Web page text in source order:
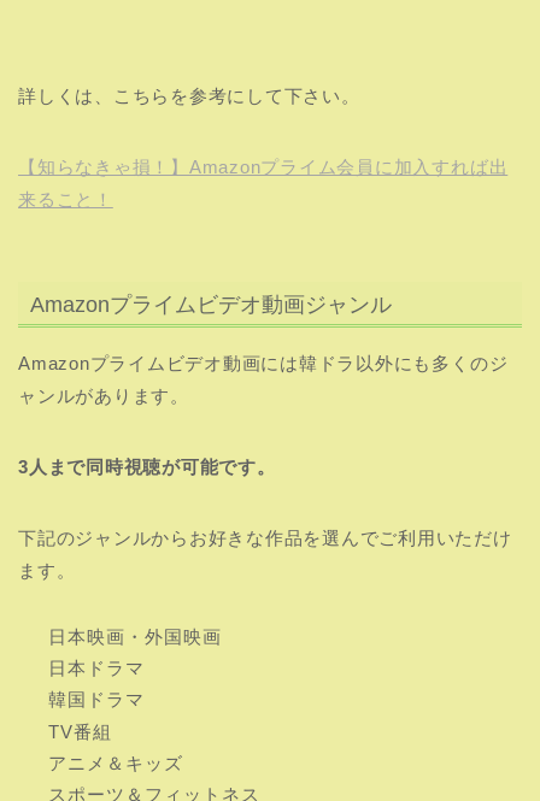
詳しくは、こちらを参考にして下さい。
【知らなきゃ損！】Amazonプライム会員に加入すれば出
来ること！
Amazonプライムビデオ動画ジャンル
Amazonプライムビデオ動画には韓ドラ以外にも多くのジ
ャンルがあります。
3人まで同時視聴が可能です。
下記のジャンルからお好きな作品を選んでご利用いただけ
ます。
日本映画・外国映画
日本ドラマ
韓国ドラマ
TV番組
アニメ＆キッズ
スポーツ＆フィットネス